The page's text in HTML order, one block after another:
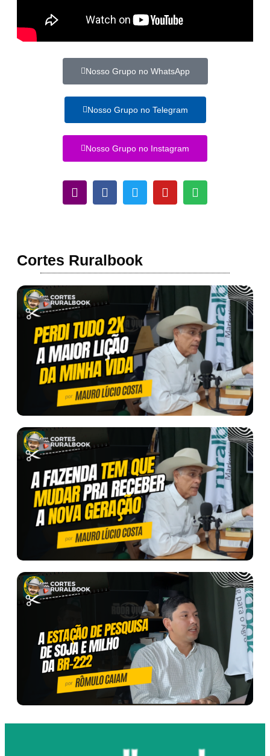
Nosso Grupo no WhatsApp
Nosso Grupo no Telegram
Nosso Grupo no Instagram
Cortes Ruralbook